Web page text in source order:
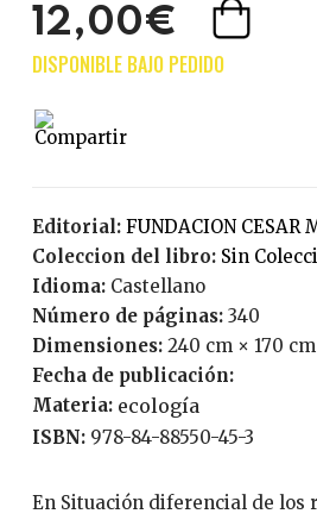
12,00€
Editorial:
FUNDACION CESAR
Coleccion del libro:
Sin
Idioma:
Castellano
Número de páginas:
340
Dimensiones: 240 cm × 170
Fecha de publicación:
Materia: ecología
ISBN: 978-84-88550-45-3
En Situación diferencial de los recursos naturales